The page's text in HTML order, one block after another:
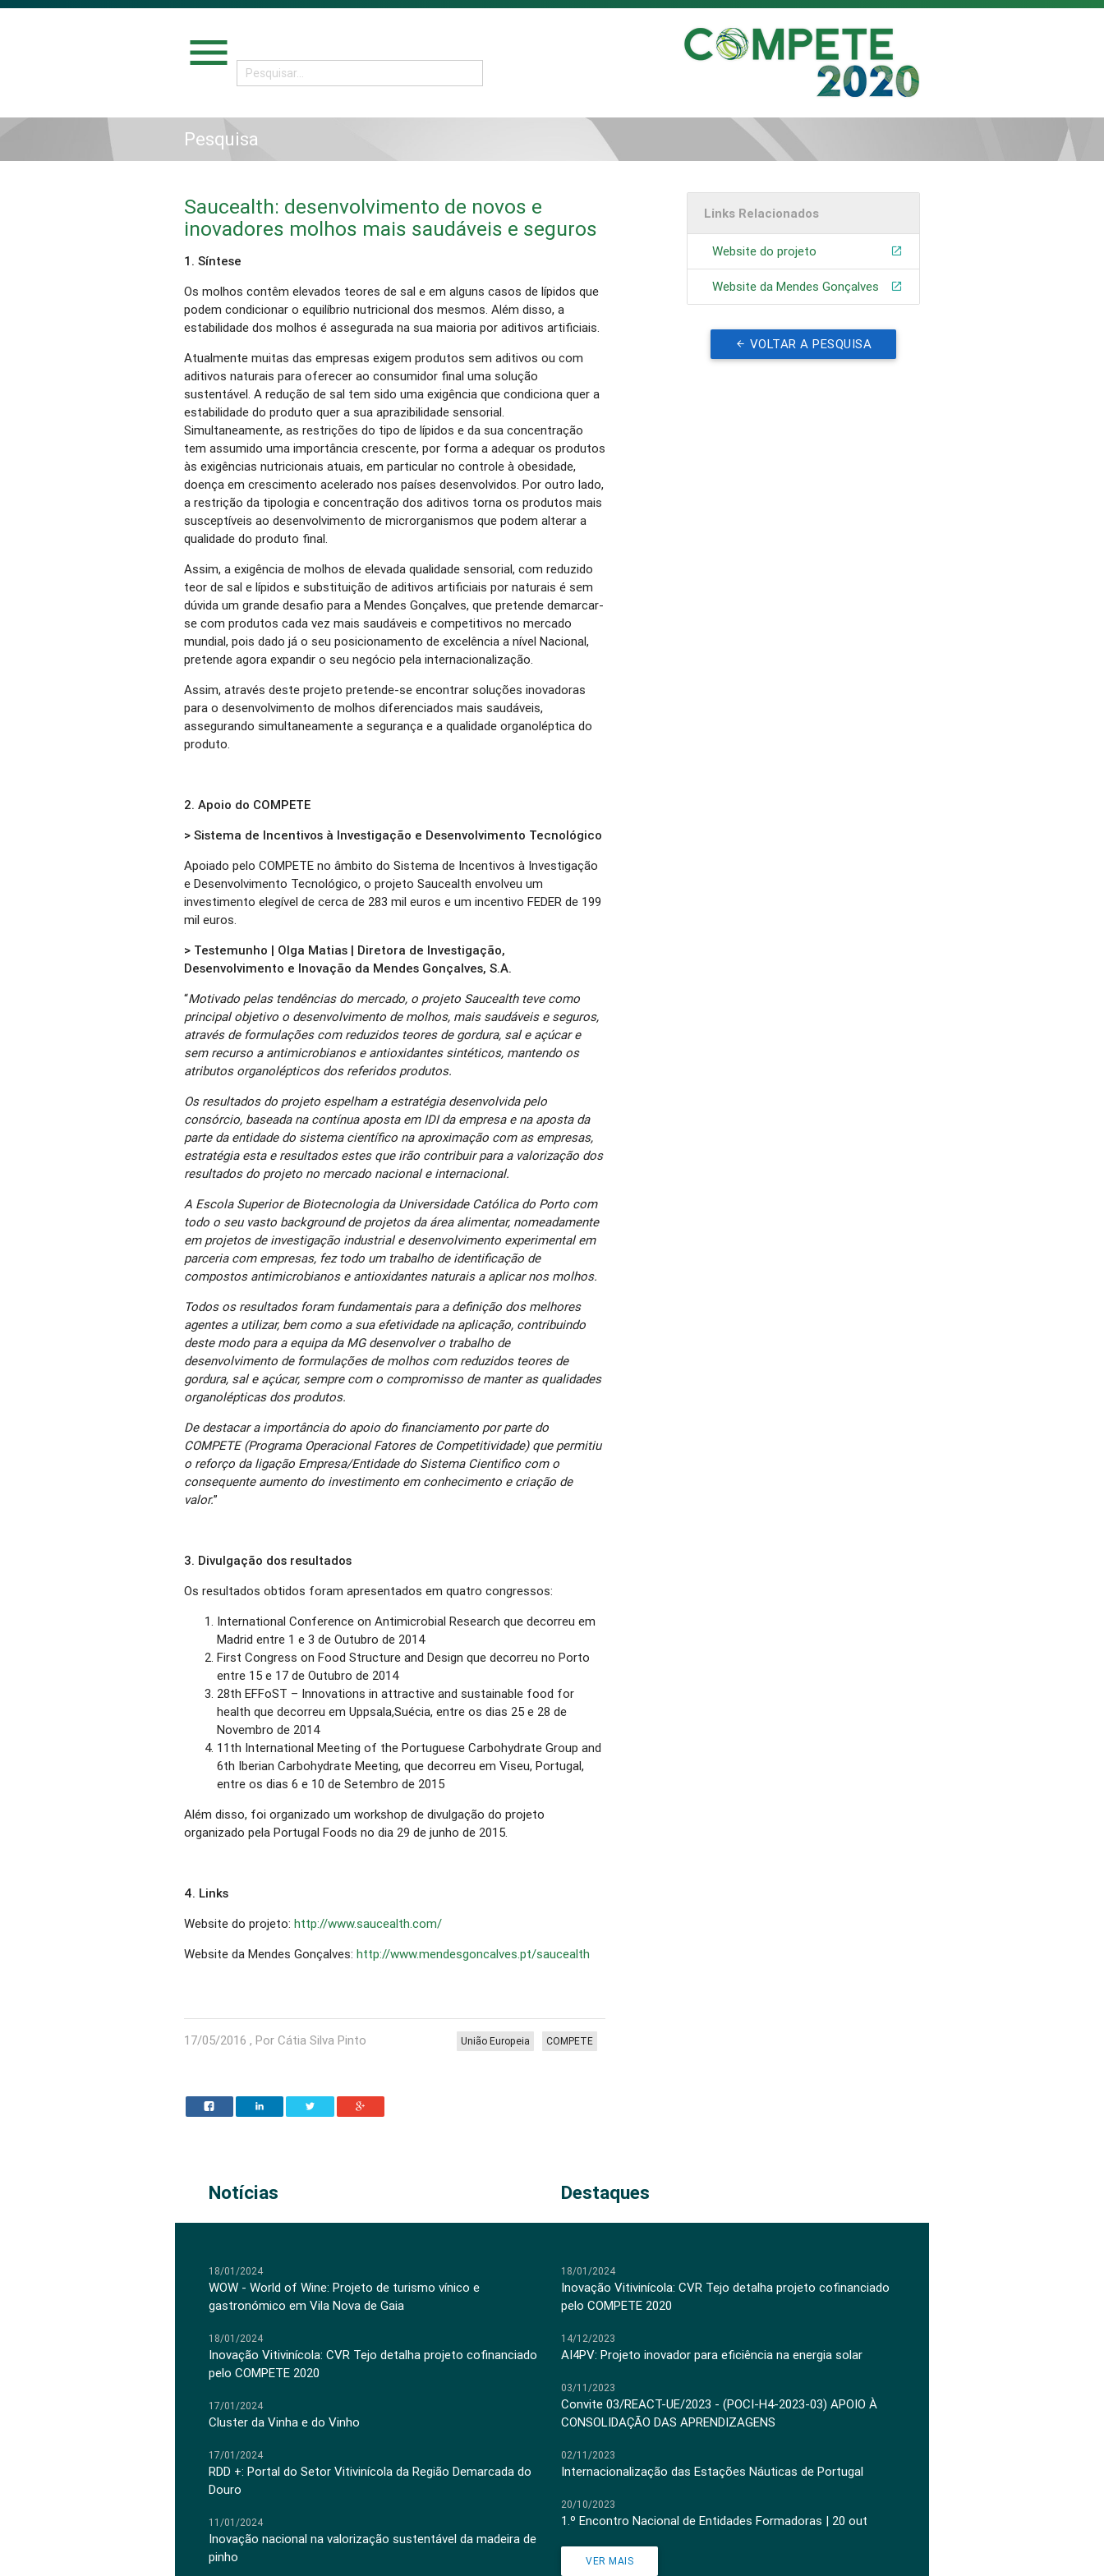
menu
Pesquisa
Saucealth: desenvolvimento de novos e
inovadores molhos mais saudáveis e seguros
1. Síntese
Os molhos contêm elevados teores de sal e em alguns casos de lípidos que
podem condicionar o equilíbrio nutricional dos mesmos. Além disso, a
estabilidade dos molhos é assegurada na sua maioria por aditivos artificiais.
Atualmente muitas das empresas exigem produtos sem aditivos ou com
aditivos naturais para oferecer ao consumidor final uma solução
sustentável. A redução de sal tem sido uma exigência que condiciona quer a
estabilidade do produto quer a sua aprazibilidade sensorial.
Simultaneamente, as restrições do tipo de lípidos e da sua concentração
tem assumido uma importância crescente, por forma a adequar os produtos
às exigências nutricionais atuais, em particular no controle à obesidade,
doença em crescimento acelerado nos países desenvolvidos. Por outro lado,
a restrição da tipologia e concentração dos aditivos torna os produtos mais
susceptíveis ao desenvolvimento de microrganismos que podem alterar a
qualidade do produto final.
Assim, a exigência de molhos de elevada qualidade sensorial, com reduzido
teor de sal e lípidos e substituição de aditivos artificiais por naturais é sem
dúvida um grande desafio para a Mendes Gonçalves, que pretende demarcar-
se com produtos cada vez mais saudáveis e competitivos no mercado
mundial, pois dado já o seu posicionamento de excelência a nível Nacional,
pretende agora expandir o seu negócio pela internacionalização.
Assim, através deste projeto pretende-se encontrar soluções inovadoras
para o desenvolvimento de molhos diferenciados mais saudáveis,
assegurando simultaneamente a segurança e a qualidade organoléptica do
produto.
2. Apoio do COMPETE
> Sistema de Incentivos à Investigação e Desenvolvimento Tecnológico
Apoiado pelo COMPETE no âmbito do Sistema de Incentivos à Investigação
e Desenvolvimento Tecnológico, o projeto Saucealth envolveu um
investimento elegível de cerca de 283 mil euros e um incentivo FEDER de 199
mil euros.
> Testemunho | Olga Matias | Diretora de Investigação,
Desenvolvimento e Inovação da Mendes Gonçalves, S.A.
“Motivado pelas tendências do mercado, o projeto Saucealth teve como
principal objetivo o desenvolvimento de molhos, mais saudáveis e seguros,
através de formulações com reduzidos teores de gordura, sal e açúcar e
sem recurso a antimicrobianos e antioxidantes sintéticos, mantendo os
atributos organolépticos dos referidos produtos.
Os resultados do projeto espelham a estratégia desenvolvida pelo
consórcio, baseada na contínua aposta em IDI da empresa e na aposta da
parte da entidade do sistema científico na aproximação com as empresas,
estratégia esta e resultados estes que irão contribuir para a valorização dos
resultados do projeto no mercado nacional e internacional.
A Escola Superior de Biotecnologia da Universidade Católica do Porto com
todo o seu vasto background de projetos da área alimentar, nomeadamente
em projetos de investigação industrial e desenvolvimento experimental em
parceria com empresas, fez todo um trabalho de identificação de
compostos antimicrobianos e antioxidantes naturais a aplicar nos molhos.
Todos os resultados foram fundamentais para a definição dos melhores
agentes a utilizar, bem como a sua efetividade na aplicação, contribuindo
deste modo para a equipa da MG desenvolver o trabalho de
desenvolvimento de formulações de molhos com reduzidos teores de
gordura, sal e açúcar, sempre com o compromisso de manter as qualidades
organolépticas dos produtos.
De destacar a importância do apoio do financiamento por parte do
COMPETE (Programa Operacional Fatores de Competitividade) que permitiu
o reforço da ligação Empresa/Entidade do Sistema Cientifico com o
consequente aumento do investimento em conhecimento e criação de
valor.”
3. Divulgação dos resultados
Os resultados obtidos foram apresentados em quatro congressos:
International Conference on Antimicrobial Research que decorreu em
Madrid entre 1 e 3 de Outubro de 2014
First Congress on Food Structure and Design que decorreu no Porto
entre 15 e 17 de Outubro de 2014
28th EFFoST – Innovations in attractive and sustainable food for
health que decorreu em Uppsala,Suécia, entre os dias 25 e 28 de
Novembro de 2014
11th International Meeting of the Portuguese Carbohydrate Group and
6th Iberian Carbohydrate Meeting, que decorreu em Viseu, Portugal,
entre os dias 6 e 10 de Setembro de 2015
Além disso, foi organizado um workshop de divulgação do projeto
organizado pela Portugal Foods no dia 29 de junho de 2015.
4. Links
Website do projeto:http://www.saucealth.com/
Website da Mendes Gonçalves:http://www.mendesgoncalves.pt/saucealth
17/05/2016 , Por Cátia Silva Pinto COMPETE
União Europeia
Links Relacionados
Website do projeto
Website da Mendes Gonçalves
VOLTAR A PESQUISA
Notícias Destaques
18/01/2024
WOW - World of Wine: Projeto de turismo vínico e
gastronómico em Vila Nova de Gaia
18/01/2024
Inovação Vitivinícola: CVR Tejo detalha projeto cofinanciado
pelo COMPETE 2020
17/01/2024
Cluster da Vinha e do Vinho
17/01/2024
RDD +: Portal do Setor Vitivinícola da Região Demarcada do
Douro
11/01/2024
Inovação nacional na valorização sustentável da madeira de
pinho
18/01/2024
Inovação Vitivinícola: CVR Tejo detalha projeto cofinanciado
pelo COMPETE 2020
14/12/2023
AI4PV: Projeto inovador para eficiência na energia solar
03/11/2023
Convite 03/REACT-UE/2023 - (POCI-H4-2023-03) APOIO À
CONSOLIDAÇÃO DAS APRENDIZAGENS
02/11/2023
Internacionalização das Estações Náuticas de Portugal
20/10/2023
1.º Encontro Nacional de Entidades Formadoras | 20 out
VER MAIS